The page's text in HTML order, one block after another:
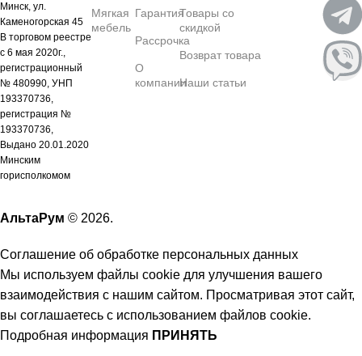
Минск, ул.
Каменогорская 45
В торговом реестре
с 6 мая 2020г.,
регистрационный
№ 480990, УНП
193370736,
регистрация №
193370736,
Выдано 20.01.2020
Минским
горисполкомом
Мягкая
мебель
Гарантия
Рассрочка
О
компании
Товары со
скидкой
Возврат товара
Наши статьи
АльтаРум © 2026.
Соглашение об обработке персональных данных
Мы используем файлы cookie для улучшения вашего
взаимодействия с нашим сайтом. Просматривая этот сайт,
вы соглашаетесь с использованием файлов cookie.
Подробная информация ПРИНЯТЬ